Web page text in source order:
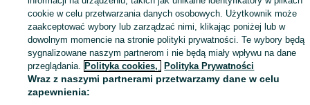
cookie w celu przetwarzania danych osobowych. Użytkownik może
zaakceptować wybory lub zarządzać nimi, klikając poniżej lub w
dowolnym momencie na stronie polityki prywatności. Te wybory będą
sygnalizowane naszym partnerom i nie będą miały wpływu na dane
przeglądania. Polityka cookies, Polityka Prywatności
Wraz z naszymi partnerami przetwarzamy dane w celu
zapewnienia: